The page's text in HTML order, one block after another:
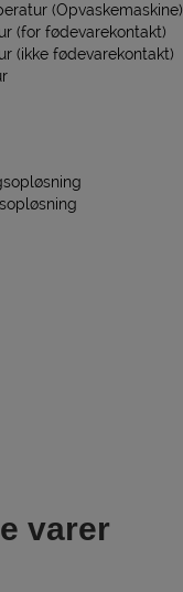
(Opvaskemaskine)
(for fødevarekontakt)
(ikke fødevarekontakt)
varer